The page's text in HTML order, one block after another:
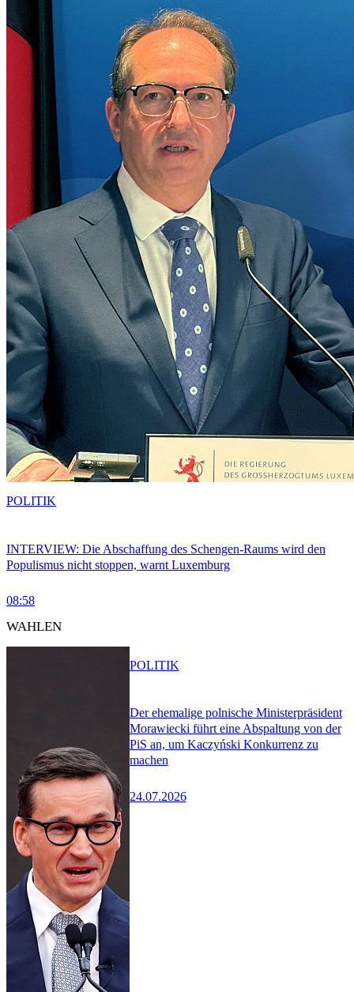
INTERVIEW: Die Abschaffung des Schengen-Raums wird den
Populismus nicht stoppen, warnt Luxemburg
08:58
POLITIK
WAHLEN
Der ehemalige polnische Ministerpräsident
Morawiecki führt eine Abspaltung von der
PiS an, um Kaczyński Konkurrenz zu
machen
24.07.2026
POLITIK